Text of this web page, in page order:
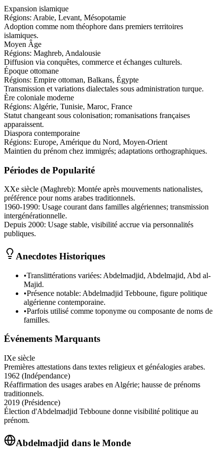
Expansion islamique
Régions: Arabie, Levant, Mésopotamie
Adoption comme nom théophore dans premiers territoires
islamiques.
Moyen Âge
Régions: Maghreb, Andalousie
Diffusion via conquêtes, commerce et échanges culturels.
Époque ottomane
Régions: Empire ottoman, Balkans, Égypte
Transmission et variations dialectales sous administration turque.
Ère coloniale moderne
Régions: Algérie, Tunisie, Maroc, France
Statut changeant sous colonisation; romanisations françaises
apparaissent.
Diaspora contemporaine
Régions: Europe, Amérique du Nord, Moyen-Orient
Maintien du prénom chez immigrés; adaptations orthographiques.
Périodes de Popularité
XXe siècle (Maghreb): Montée après mouvements nationalistes,
préférence pour noms arabes traditionnels.
1960-1990: Usage courant dans familles algériennes; transmission
intergénérationnelle.
Depuis 2000: Usage stable, visibilité accrue via personnalités
publiques.
Anecdotes Historiques
•Translittérations variées: Abdelmadjid, Abdelmajid, Abd al-
Majid.
•Présence notable: Abdelmadjid Tebboune, figure politique
algérienne contemporaine.
•Parfois utilisé comme toponyme ou composante de noms de
familles.
Événements Marquants
IXe siècle
Premières attestations dans textes religieux et généalogies arabes.
1962 (Indépendance)
Réaffirmation des usages arabes en Algérie; hausse de prénoms
traditionnels.
2019 (Présidence)
Élection d'Abdelmadjid Tebboune donne visibilité politique au
prénom.
Abdelmadjid dans le Monde